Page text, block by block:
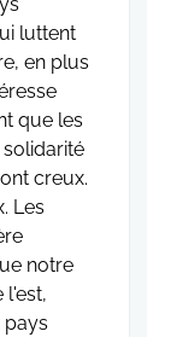
luttent
en plus
que les
creux.
Les
notre
l'est,
pays